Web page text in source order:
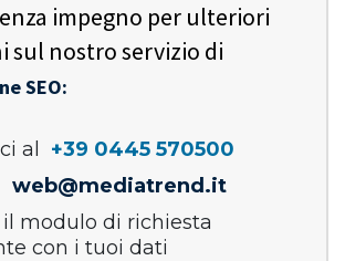
impegno per ulteriori
sul nostro servizio di
SEO:
al
+39 0445 570500
web@mediatrend.it
modulo di richiesta
con i tuoi dati